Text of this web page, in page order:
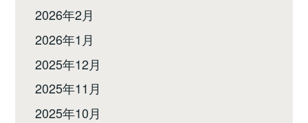
2026年2月
2026年1月
2025年12月
2025年11月
2025年10月